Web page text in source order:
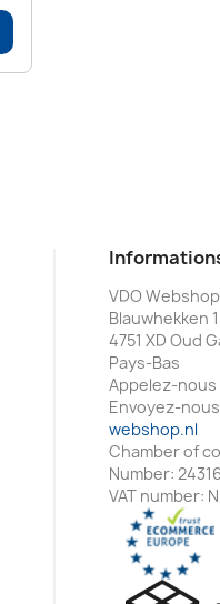
VDO
Blauwhekken
4751 XD Oud
Pays-Bas
Appelez-nous
Envoyez-
webshop.nl
Chamber of
Number:
VAT number: